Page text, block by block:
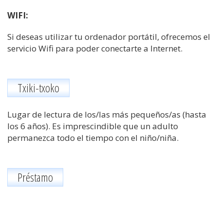
WIFI:
Si deseas utilizar tu ordenador portátil, ofrecemos el
servicio Wifi para poder conectarte a Internet.
Txiki-txoko
Lugar de lectura de los/las más pequeños/as (hasta
los 6 años). Es imprescindible que un adulto
permanezca todo el tiempo con el niño/niña.
Préstamo